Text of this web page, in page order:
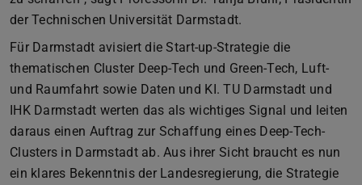
der Technischen Universität Darmstadt.
Für Darmstadt avisiert die Start-up-Strategie die
thematischen Cluster Deep-Tech und Green-Tech, Luft-
und Raumfahrt sowie Daten und KI. TU Darmstadt und
IHK Darmstadt werten das als wichtiges Signal und leiten
daraus einen Auftrag zur Schaffung eines Deep-Tech-
Clusters in Darmstadt ab. Aus ihrer Sicht braucht es nun
ein klares Bekenntnis der Landesregierung, die Strategie